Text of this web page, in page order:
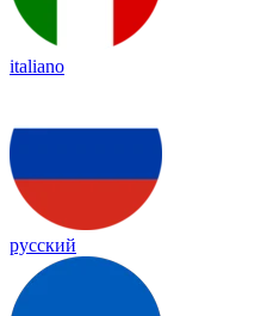
italiano
русский